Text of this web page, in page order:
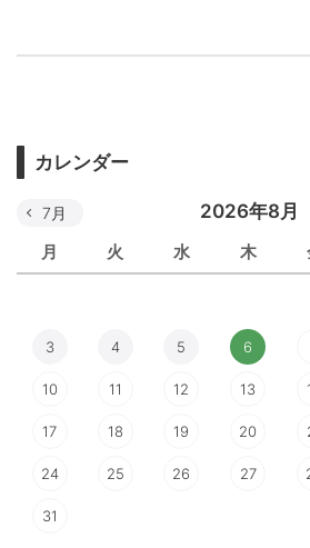
カレンダー
2026年8月
月 火 水 木
7月
3 4 5 6
10 11 12 13
17 18 19 20
24 25 26 27
31